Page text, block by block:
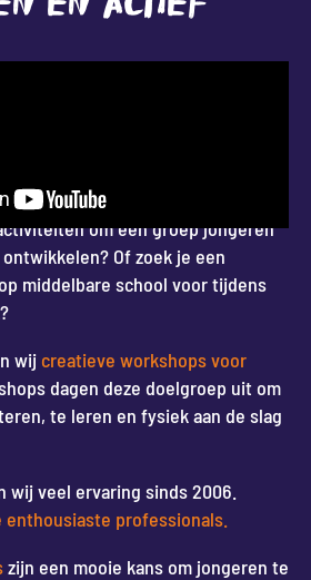
EN ACTIEF
om een groep jongeren
Of zoek je een
middelbare school voor tijdens
wij creatieve workshops voor
dagen deze doelgroep uit om
te leren en fysiek aan de slag
wij veel ervaring sinds 2006.
enthousiaste professionals.
zijn een mooie kans om jongeren te